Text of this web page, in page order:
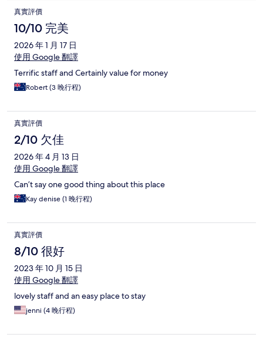
真實評價
10/10 完美
2026 年 1 月 17 日
使用 Google 翻譯
Terrific staff and Certainly value for money
Robert (3 晚行程)
真實評價
2/10 欠佳
2026 年 4 月 13 日
使用 Google 翻譯
Can’t say one good thing about this place
Kay denise (1 晚行程)
真實評價
8/10 很好
2023 年 10 月 15 日
使用 Google 翻譯
lovely staff and an easy place to stay
jenni (4 晚行程)